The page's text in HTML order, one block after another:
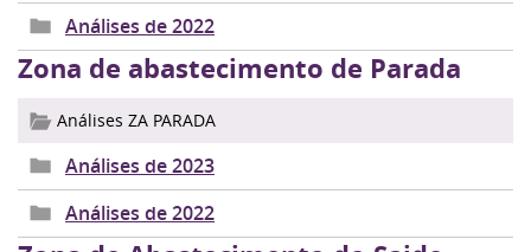
Análises de 2022
Zona de abastecimento de Parada
Análises ZA PARADA
Análises de 2023
Análises de 2022